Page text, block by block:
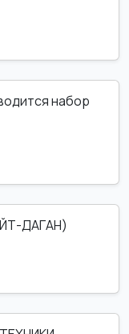
набор
ДАГАН)